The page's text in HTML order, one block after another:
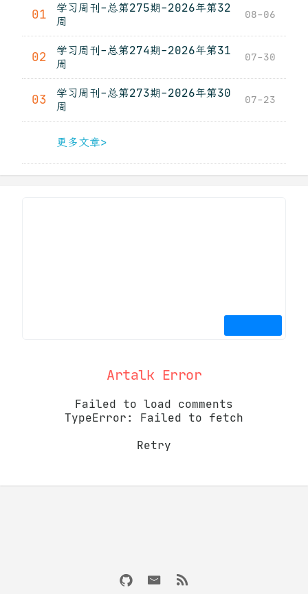
01
学习周刊-总第275期-2026年第32
周
08-06
02
学习周刊-总第274期-2026年第31
周
07-30
03
学习周刊-总第273期-2026年第30
周
07-23
更多文章>
Artalk Error
Failed to load comments
TypeError: Failed to fetch
Retry